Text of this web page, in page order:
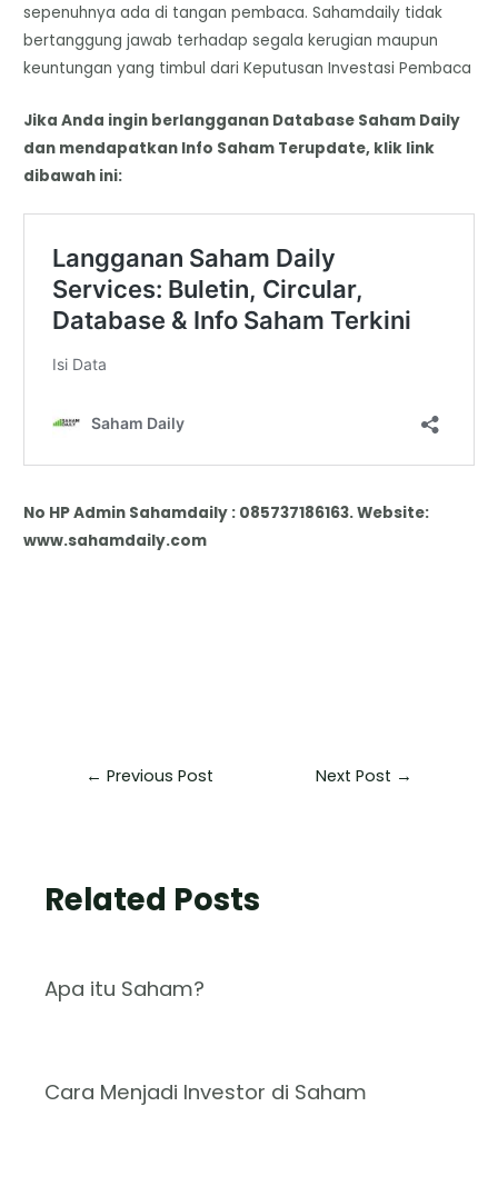
sepenuhnya ada di tangan pembaca. Sahamdaily tidak
bertanggung jawab terhadap segala kerugian maupun
keuntungan yang timbul dari Keputusan Investasi Pembaca
Jika Anda ingin berlangganan Database Saham Daily
dan mendapatkan Info Saham Terupdate, klik link
dibawah ini:
No HP Admin Sahamdaily : 085737186163. Website:
www.sahamdaily.com
← Previous Post Next Post →
Related Posts
Apa itu Saham?
Cara Menjadi Investor di Saham